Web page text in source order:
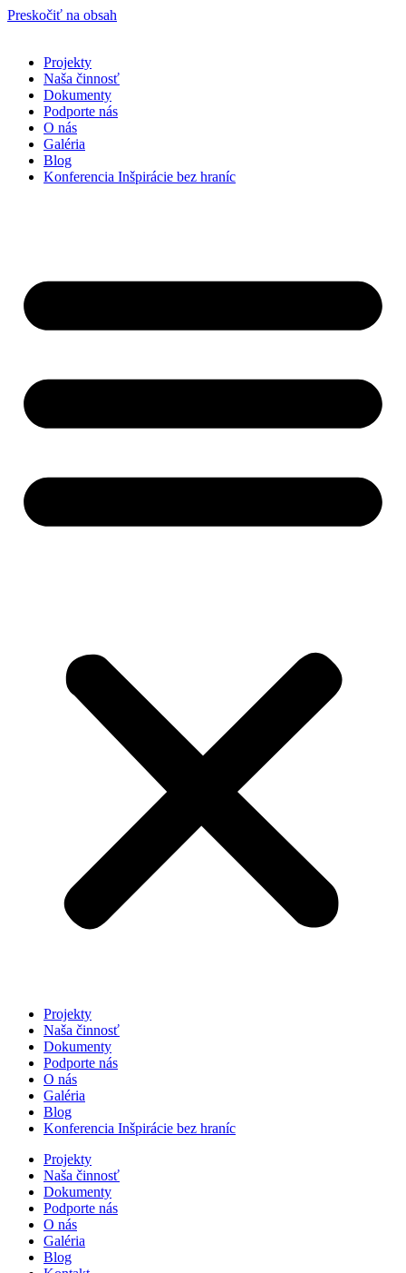
Preskočiť na obsah
Projekty
Naša činnosť
Dokumenty
Podporte nás
O nás
Galéria
Blog
Konferencia Inšpirácie bez hraníc
Projekty
Naša činnosť
Dokumenty
Podporte nás
O nás
Galéria
Blog
Konferencia Inšpirácie bez hraníc
Projekty
Naša činnosť
Dokumenty
Podporte nás
O nás
Galéria
Blog